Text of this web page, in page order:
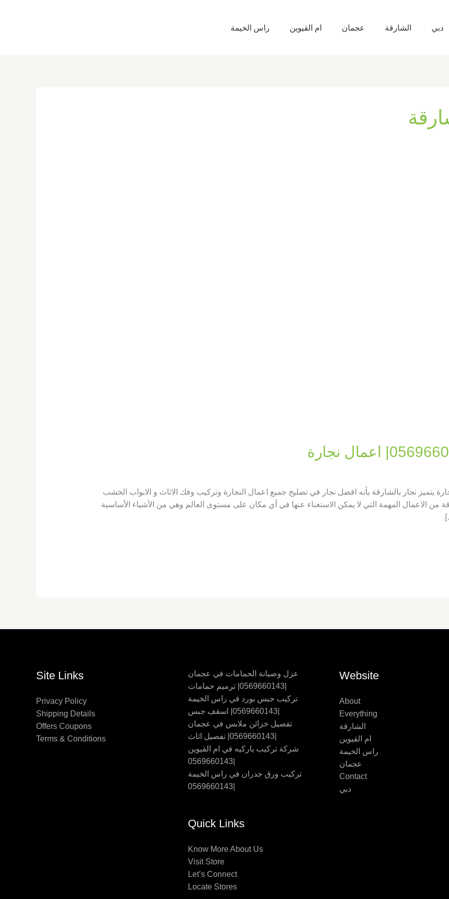
دبي الشارقة عجمان ام القيوين راس الخيمة
|0569660143| اعمال نجارة يتميز نجار بالشارقة بأنه افضل نجار في تصليح جميع اعمال النجارة وتركيب وفك الاثاث و الابواب الخشب
من الاعمال المهمة التي لا يمكن الاستغناء عنها في أي مكان على مستوى العالم وهي من الأشياء الأساسية
Website
About
Everything
الشارقة
ام القيوين
راس الخيمة
عجمان
Contact
دبي
عزل وصيانة الحمامات في عجمان
|0569660143| ترميم حمامات
تركيب جبس بورد في راس الخيمة
|0569660143| اسقف جبس
تفصيل خزائن ملابس في عجمان
|0569660143| تفصيل اثاث
شركة تركيب باركيه في ام القيوين
|0569660143
تركيب ورق جدران في راس الخيمة
|0569660143
Quick Links
Know More About Us
Visit Store
Let’s Connect
Locate Stores
Site Links
Privacy Policy
Shipping Details
Offers Coupons
Terms & Conditions